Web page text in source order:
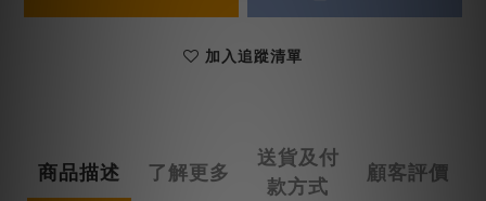
加入追蹤清單
商品描述 了解更多
送貨及付
款方式
顧客評價